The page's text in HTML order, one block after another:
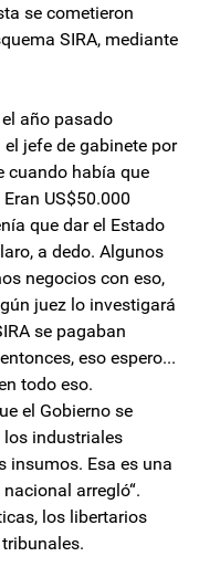
se cometieron
SIRA, mediante
año pasado
jefe de gabinete por
cuando había que
US$50.000
que dar el Estado
a dedo. Algunos
negocios con eso,
juez lo investigará
se pagaban
eso espero...
todo eso.
el Gobierno se
industriales
insumos. Esa es una
arregló“.
los libertarios